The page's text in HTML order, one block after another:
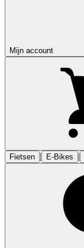
Mijn account
Fietsen | E-Bikes |